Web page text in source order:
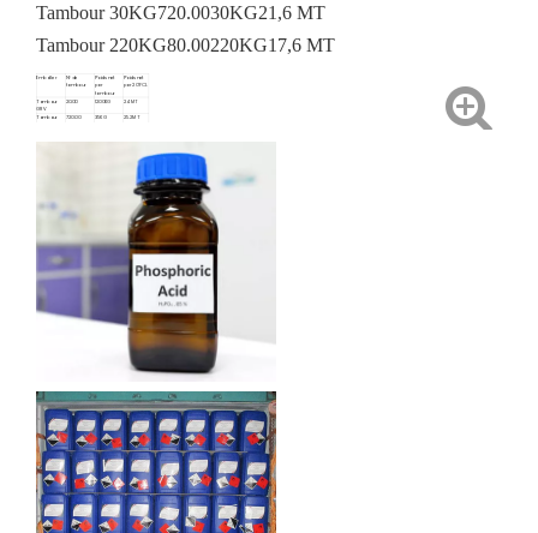
Tambour 30KG720.0030KG21,6 MT
Tambour 220KG80.00220KG17,6 MT
Emballer N° de
tambour
Poids net
par
tambour
Poids net
par 20'FCL
Tambour
GRV
20.00 1200KG 24 MT
Tambour
720.00 35KG 25.2MT